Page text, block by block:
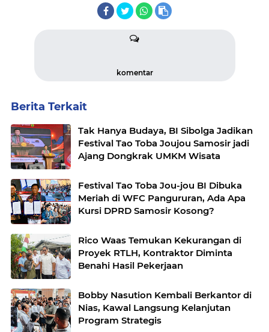
komentar
Berita Terkait
Tak Hanya Budaya, BI Sibolga Jadikan
Festival Tao Toba Joujou Samosir jadi
Ajang Dongkrak UMKM Wisata
Festival Tao Toba Jou-jou BI Dibuka
Meriah di WFC Pangururan, Ada Apa
Kursi DPRD Samosir Kosong?
Rico Waas Temukan Kekurangan di
Proyek RTLH, Kontraktor Diminta
Benahi Hasil Pekerjaan
Bobby Nasution Kembali Berkantor di
Nias, Kawal Langsung Kelanjutan
Program Strategis